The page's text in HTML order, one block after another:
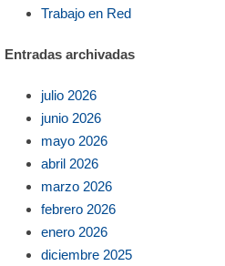
Trabajo en Red
Entradas archivadas
julio 2026
junio 2026
mayo 2026
abril 2026
marzo 2026
febrero 2026
enero 2026
diciembre 2025